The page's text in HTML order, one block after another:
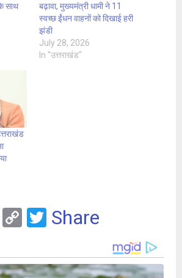
साथ
बढ़ावा, मुख्यमंत्री धामी ने 11
स्वच्छ ईंधन वाहनों को दिखाई हरी
झंडी
July 28, 2026
In "उत्तराखंड"
M C
py
T
tt
Share